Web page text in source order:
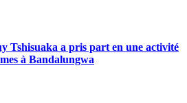
Tshisuaka a pris part en une activité
à Bandalungwa